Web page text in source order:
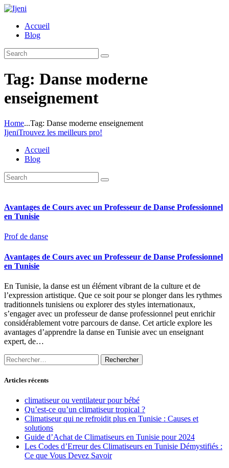
Accueil
Blog
Tag: Danse moderne
enseignement
Home...Tag: Danse moderne enseignement
IjeniTrouvez les meilleurs pro!
Accueil
Blog
Avantages de Cours avec un Professeur de Danse Professionnel
en Tunisie
Prof de danse
Avantages de Cours avec un Professeur de Danse Professionnel
en Tunisie
En Tunisie, la danse est un élément vibrant de la culture et de
l’expression artistique. Que ce soit pour se plonger dans les rythmes
traditionnels tunisiens ou explorer des styles internationaux,
s’engager avec un professeur de danse professionnel peut enrichir
considérablement votre parcours de danse. Cet article explore les
avantages d’apprendre la danse en Tunisie avec un enseignant
expert, de…
Rechercher :
Articles récents
climatiseur ou ventilateur pour bébé
Qu’est-ce qu’un climatiseur tropical ?
Climatiseur qui ne refroidit plus en Tunisie : Causes et
solutions
Guide d’Achat de Climatiseurs en Tunisie pour 2024
Les Codes d’Erreur des Climatiseurs en Tunisie Démystifiés :
Ce que Vous Devez Savoir